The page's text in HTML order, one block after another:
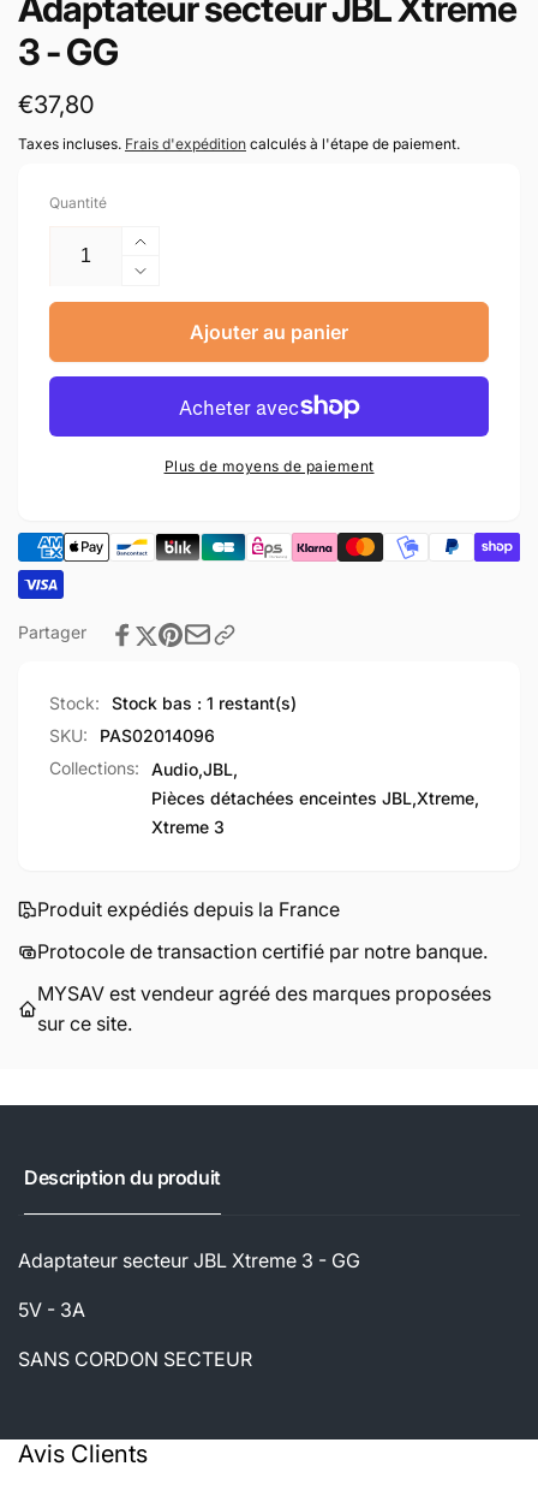
Adaptateur secteur JBL Xtreme
3 - GG
Prix
habituel
€37,80
Taxes incluses. Frais d'expédition calculés à l'étape de paiement.
Quantité
Augmenter
la
quantité
secteur
Réduire
la
quantité
de
Adaptateur
secteur
JBL
Xtreme
GG
Ajouter au panier
Plus de moyens de paiement
Partager
Stock:
Stock bas : 1 restant(s)
SKU:
PAS02014096
Collections:
Audio,JBL,
Pièces détachées enceintes JBL,Xtreme,
Xtreme 3
Produit expédiés depuis la France
Protocole de transaction certifié par notre banque.
MYSAV est vendeur agréé des marques proposées
sur ce site.
Description du produit
Adaptateur secteur JBL Xtreme 3 - GG
5V - 3A
SANS CORDON SECTEUR
Avis Clients